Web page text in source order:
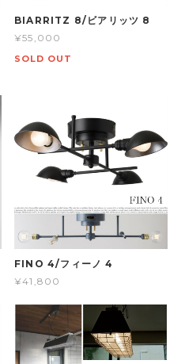
BIARRITZ 8/ビアリッツ 8
¥55,000
SOLD OUT
FINO 4/フィーノ 4
¥41,800